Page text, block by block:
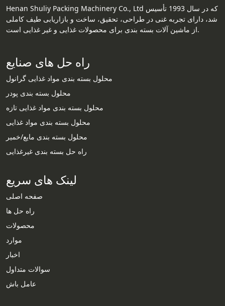
Henan Shuliy Packing Machinery Co., Ltd که در سال 1993 تأسیس
شد، دارای تجربه غنی در طراحی، تحقیق، ساخت و بازاریابی طیف کاملی
از ماشین آلات بسته بندی برای محصولات غذایی و غیر غذایی است.
راه حل های صنایع
محلول بسته بندی مواد غذایی گرانول
محلول بسته بندی پودر
محلول بسته بندی مواد غذایی تازه
محلول بسته بندی مواد غذایی
محلول بسته بندی مایع/خمیر
راه حل بسته بندی غیرغذایی
لینک های سریع
صفحه اصلی
راه حل ها
محصولات
موارد
اخبار
سوالات متداول
عامل باش